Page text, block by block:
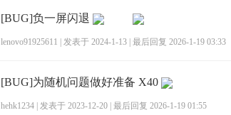
[BUG]负一屏闪退
lenovo91925611 发表于 2024-1-13 最后回复 2026-1-19 03:33
[BUG]为随机问题做好准备 X40
hehk1234 发表于 2023-12-20 最后回复 2026-1-19 01:55